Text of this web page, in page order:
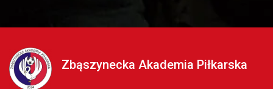
Zbąszynecka Akademia Piłkarska